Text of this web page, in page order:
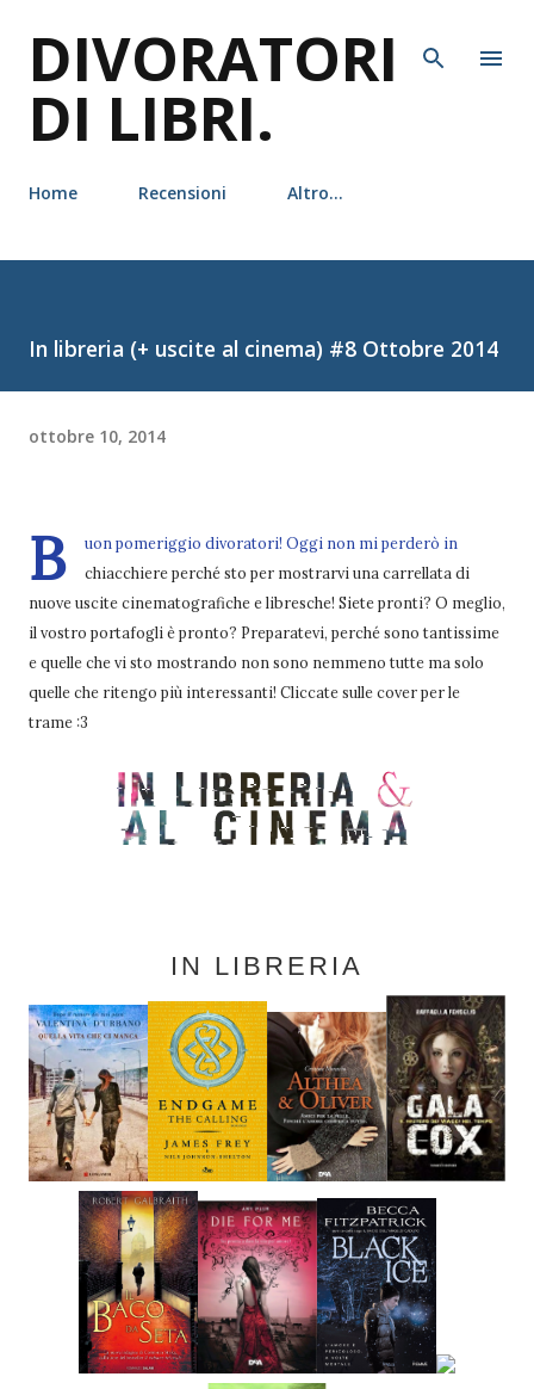
DIVORATORI
DI LIBRI.
Home Recensioni Altro…
In libreria (+ uscite al cinema) #8 Ottobre 2014
ottobre 10, 2014
B
uon pomeriggio divoratori! Oggi non mi perderò in
chiacchiere perché sto per mostrarvi una carrellata di
nuove uscite cinematografiche e libresche! Siete pronti? O meglio,
il vostro portafogli è pronto? Preparatevi, perché sono tantissime
e quelle che vi sto mostrando non sono nemmeno tutte ma solo
quelle che ritengo più interessanti! Cliccate sulle cover per le
trame :3
IN LIBRERIA